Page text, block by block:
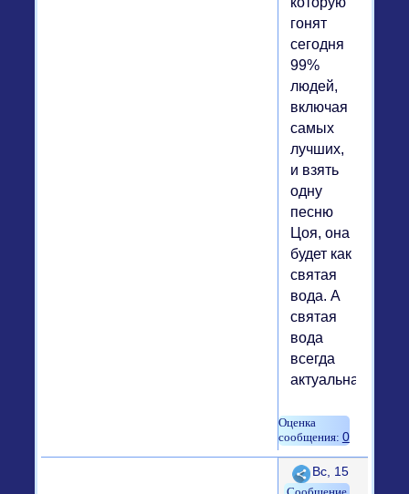
гонят
сегодня
99%
людей,
включая
самых
лучших,
и взять
одну
песню
Цоя, она
будет как
святая
вода. А
святая
вода
всегда
актуальна.
0
Поделиться
Вс, 15